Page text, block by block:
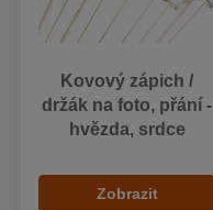
Kovový zápich /
držák na foto, přání -
hvězda, srdce
Zobrazit